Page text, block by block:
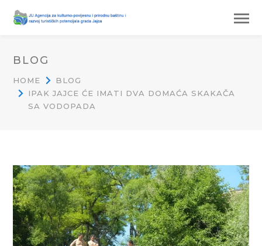
BLOG
HOME
BLOG
IPAK JAJCE ĆE IMATI DVA DOMAĆA SKAKAČA
SA VODOPADA